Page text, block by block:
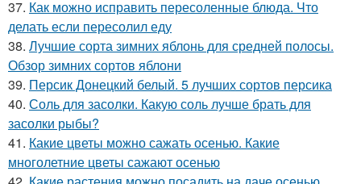
37. Как можно исправить пересоленные блюда. Что
делать если пересолил еду
38. Лучшие сорта зимних яблонь для средней полосы.
Обзор зимних сортов яблони
39. Персик Донецкий белый. 5 лучших сортов персика
40. Соль для засолки. Какую соль лучше брать для
засолки рыбы?
41. Какие цветы можно сажать осенью. Какие
многолетние цветы сажают осенью